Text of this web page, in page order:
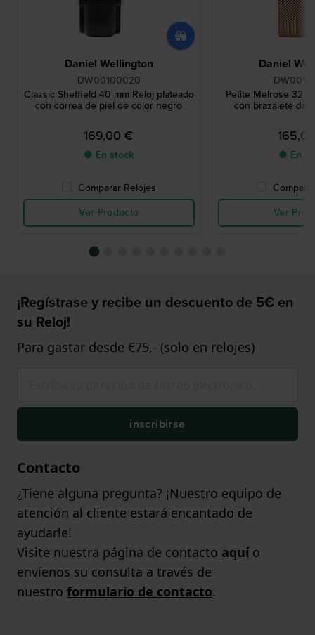
Daniel Wellington
DW00100020
Classic Sheffield 40 mm Reloj plateado
con correa de piel de color negro
169,00 €
● En stock
Comparar Relojes
Ver Producto
Daniel
Petite Melrose 32
con brazalete de
● En
Ver
¡Regístrase y recibe un descuento de 5€ en
su Reloj!
Para gastar desde €75,- (solo en relojes)
inscribirse
Contacto
¿Tiene alguna pregunta? ¡Nuestro equipo de
atención al cliente estará encantado de
ayudarle!
Visite nuestra página de contacto aquío
envíenos su consulta a través de
nuestro formulario de contacto.